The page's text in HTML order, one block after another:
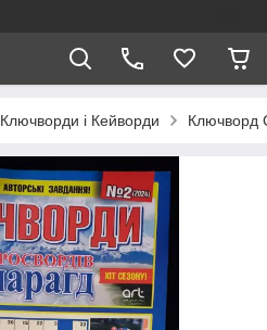
Ключворди і Кейворди Ключворд